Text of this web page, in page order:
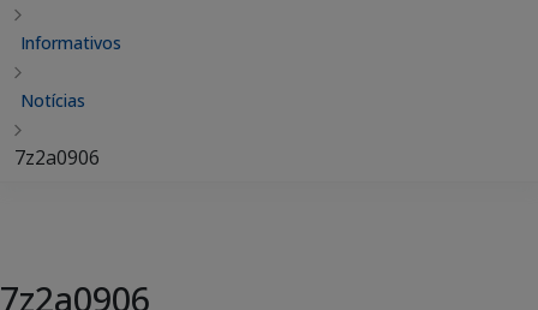
Informativos
Notícias
7z2a0906
7z2a0906